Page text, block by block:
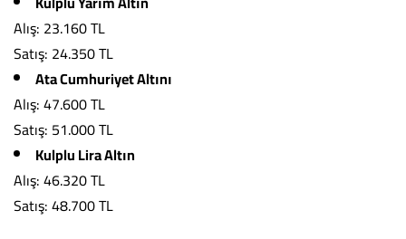
Alış: 23.160 TL
Satış: 24.350 TL
Ata Cumhuriyet Altını
Alış: 47.600 TL
Satış: 51.000 TL
Kulplu Lira Altın
Alış: 46.320 TL
Satış: 48.700 TL